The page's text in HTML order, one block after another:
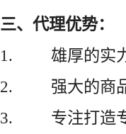
三、代理优势：
1. 雄厚的实力
2. 强大的商品
3. 专注打造